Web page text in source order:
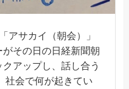
アサカイ（朝会）」
その日の日経新聞朝
アップし、話し合う
社会で何が起きてい